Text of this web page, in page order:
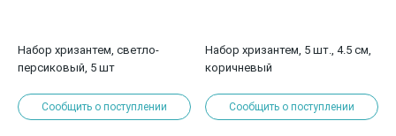
Набор хризантем, светло-
персиковый, 5 шт
Сообщить о поступлении
Набор хризантем, 5 шт., 4.5 см,
коричневый
Сообщить о поступлении